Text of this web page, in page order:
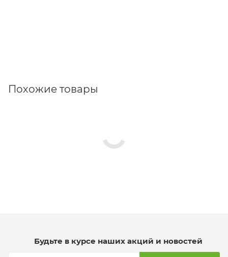
Похожие товары
Будьте в курсе наших акций и новостей